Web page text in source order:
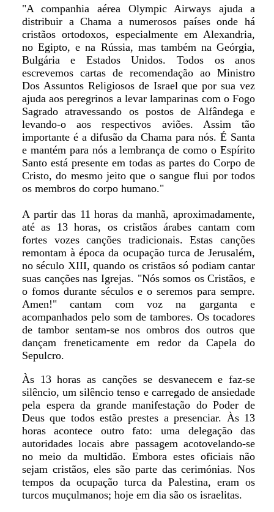
"A companhia aérea Olympic Airways ajuda a
distribuir a Chama a numerosos países onde há
cristãos ortodoxos, especialmente em Alexandria,
no Egipto, e na Rússia, mas também na Geórgia,
Bulgária e Estados Unidos. Todos os anos
escrevemos cartas de recomendação ao Ministro
Dos Assuntos Religiosos de Israel que por sua vez
ajuda aos peregrinos a levar lamparinas com o Fogo
Sagrado atravessando os postos de Alfândega e
levando-o aos respectivos aviões. Assim tão
importante é a difusão da Chama para nós. É Santa
e mantém para nós a lembrança de como o Espírito
Santo está presente em todas as partes do Corpo de
Cristo, do mesmo jeito que o sangue flui por todos
os membros do corpo humano."
A partir das 11 horas da manhã, aproximadamente,
até as 13 horas, os cristãos árabes cantam com
fortes vozes canções tradicionais. Estas canções
remontam à época da ocupação turca de Jerusalém,
no século XIII, quando os cristãos só podiam cantar
suas canções nas Igrejas. "Nós somos os Cristãos, e
o fomos durante séculos e o seremos para sempre.
Amen!" cantam com voz na garganta e
acompanhados pelo som de tambores. Os tocadores
de tambor sentam-se nos ombros dos outros que
dançam freneticamente em redor da Capela do
Sepulcro.
Às 13 horas as canções se desvanecem e faz-se
silêncio, um silêncio tenso e carregado de ansiedade
pela espera da grande manifestação do Poder de
Deus que todos estão prestes a presenciar. Às 13
horas acontece outro fato: uma delegação das
autoridades locais abre passagem acotovelando-se
no meio da multidão. Embora estes oficiais não
sejam cristãos, eles são parte das cerimónias. Nos
tempos da ocupação turca da Palestina, eram os
turcos muçulmanos; hoje em dia são os israelitas.